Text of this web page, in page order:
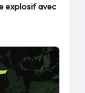
explosif avec